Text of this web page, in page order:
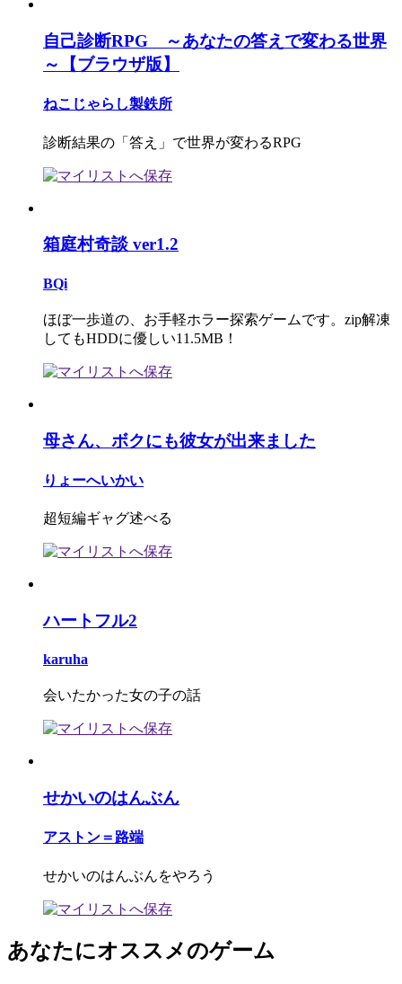
自己診断RPG ～あなたの答えで変わる世界
～【ブラウザ版】
ねこじゃらし製鉄所
診断結果の「答え」で世界が変わるRPG
箱庭村奇談 ver1.2
BQi
ほぼ一歩道の、お手軽ホラー探索ゲームです。zip解凍
してもHDDに優しい11.5MB！
母さん、ボクにも彼女が出来ました
りょーへいかい
超短編ギャグ述べる
ハートフル2
karuha
会いたかった女の子の話
せかいのはんぶん
アストン＝路端
せかいのはんぶんをやろう
あなたにオススメのゲーム